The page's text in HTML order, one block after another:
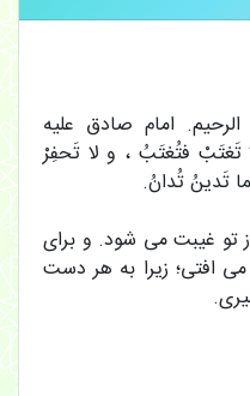
امام صادق علیه
تَغتَبْ فتُغتَبُ ، و لا تَحفِرْ
تَدینُ تُدانُ.
تو غیبت مى شود. و براى
افتى؛ زیرا به هر دست